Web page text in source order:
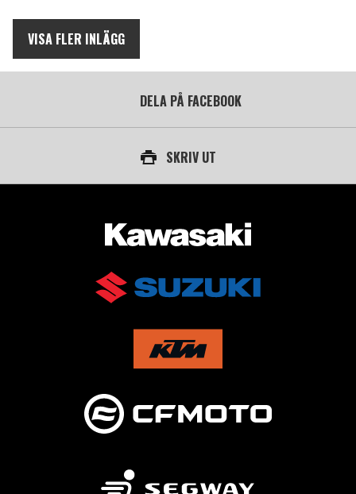
VISA FLER INLÄGG
DELA PÅ FACEBOOK
SKRIV UT
AUKTORISERAD ÅTERFÖRSÄLJARE AV